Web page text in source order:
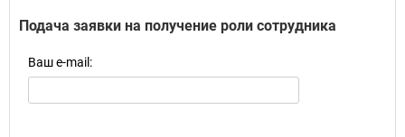
Подача заявки на получение роли сотрудника
Ваш e-mail: